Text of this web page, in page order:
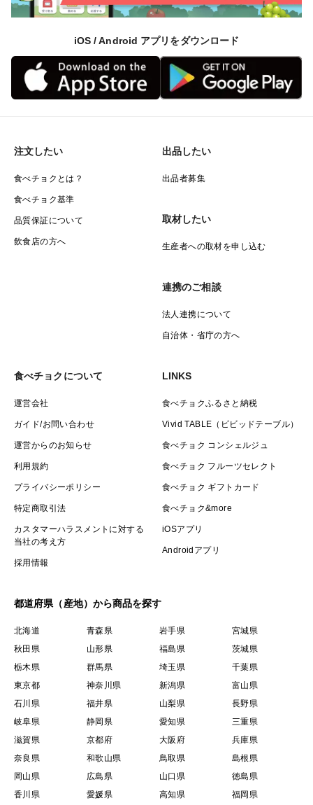
乾かすことで旨味を穂に凝縮させました。
人と、微生物と、自然環境によって育まれたお米です。
ぜひご賞味くださいませ🤲
〜内容について〜
1ヶ月分に最適な10升(15kg)パックです♪
iOS / Android アプリをダウンロード
注文したい
食べチョクとは？
食べチョク基準
品質保証について
飲食店の方へ
出品したい
出品者募集
取材したい
生産者への取材を申し込む
連携のご相談
法人連携について
自治体・省庁の方へ
食べチョクについて
運営会社
ガイド/お問い合わせ
運営からのお知らせ
利用規約
プライバシーポリシー
特定商取引法
カスタマーハラスメントに対する
当社の考え方
採用情報
LINKS
食べチョクふるさと納税
Vivid TABLE（ビビッドテーブル）
食べチョク コンシェルジュ
食べチョク フルーツセレクト
食べチョク ギフトカード
食べチョク&more
iOSアプリ
Androidアプリ
都道府県（産地）から商品を探す
北海道 青森県 岩手県
宮城県
秋田県
山形県 福島県
茨城県
栃木県
群馬県 埼玉県
千葉県
東京都
神奈川県 新潟県
富山県
石川県
福井県 山梨県
長野県
岐阜県
静岡県 愛知県
三重県
滋賀県
京都府 大阪府
兵庫県
奈良県
和歌山県 鳥取県
島根県
岡山県
広島県 山口県
徳島県
香川県
愛媛県 高知県 福岡県